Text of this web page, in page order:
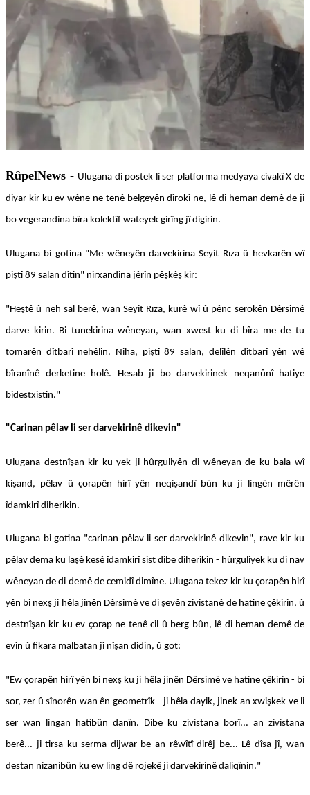
RûpelNews - Ulugana di postek li ser platforma medyaya civakî X de
diyar kir ku ev wêne ne tenê belgeyên dîrokî ne, lê di heman demê de ji
bo vegerandina bîra kolektîf wateyek girîng jî digirin.
Ulugana bi gotina "Me wêneyên darvekirina Seyit Rıza û hevkarên wî
piştî 89 salan dîtin" nirxandina jêrîn pêşkêş kir:
"Heştê û neh sal berê, wan Seyit Rıza, kurê wî û pênc serokên Dêrsimê
darve kirin. Bi tunekirina wêneyan, wan xwest ku di bîra me de tu
tomarên dîtbarî nehêlin. Niha, piştî 89 salan, delîlên dîtbarî yên wê
bîranînê derketine holê. Hesab ji bo darvekirinek neqanûnî hatiye
bidestxistin."
"Carinan pêlav li ser darvekirinê dikevin"
Ulugana destnîşan kir ku yek ji hûrguliyên di wêneyan de ku bala wî
kişand, pêlav û çorapên hirî yên neqişandî bûn ku ji lingên mêrên
îdamkirî diherikin.
Ulugana bi gotina "carinan pêlav li ser darvekirinê dikevin", rave kir ku
pêlav dema ku laşê kesê îdamkirî sist dibe diherikin - hûrguliyek ku di nav
wêneyan de di demê de cemidî dimîne. Ulugana tekez kir ku çorapên hirî
yên bi nexş ji hêla jinên Dêrsimê ve di şevên zivistanê de hatine çêkirin, û
destnîşan kir ku ev çorap ne tenê cil û berg bûn, lê di heman demê de
evîn û fikara malbatan jî nîşan didin, û got:
"Ew çorapên hirî yên bi nexş ku ji hêla jinên Dêrsimê ve hatine çêkirin - bi
sor, zer û sînorên wan ên geometrîk - ji hêla dayik, jinek an xwişkek ve li
ser wan lingan hatibûn danîn. Dibe ku zivistana borî... an zivistana
berê... ji tirsa ku serma dijwar be an rêwîtî dirêj be... Lê dîsa jî, wan
destan nizanibûn ku ew ling dê rojekê ji darvekirinê daliqînin."